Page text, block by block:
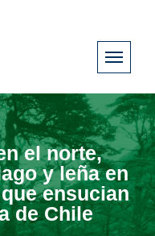
el norte,
y leña en
ensucian
de Chile